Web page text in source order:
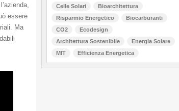
essere
Ma
Celle Solari
Bioarchitettura
Risparmio Energetico
Biocarburanti
CO2
Ecodesign
Architettura Sostenibile
Energia Solare
MIT
Efficienza Energetica